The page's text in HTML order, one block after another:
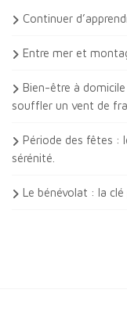
Continuer
Entre mer et
Bien-être à
souffler un vent de
Période des fêtes :
sérénité.
Le bénévolat : la